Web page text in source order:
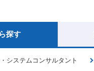
探す
システムコンサルタント